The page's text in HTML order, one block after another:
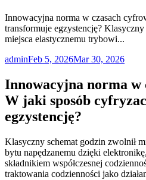
Innowacyjna norma w czasach
transformuje egzystencję?
miejsca elastycznemu trybowi...
adminFeb 5, 2026Mar 30, 2026
Innowacyjna norma w
W jaki sposób
egzystencję?
Klasyczny schemat godzin zwolnił
bytu napędzanemu dzięki
składnikiem współczesnej
traktowania codzienności jako